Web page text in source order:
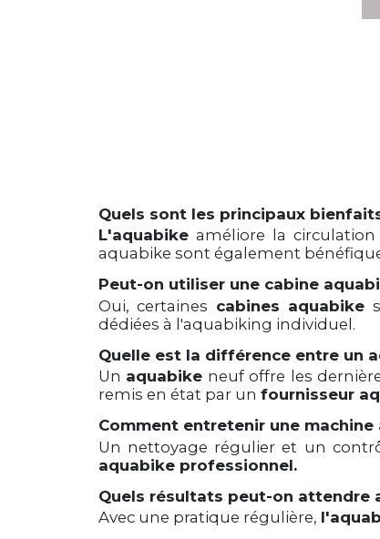
Quels sont les principaux
L'aquabikeaméliore la circulation
aquabike sont également
Peut-on utiliser une cabine
Oui, certaines cabines aquabike
dédiées à l'aquabiking individuel.
Quelle est la différence entre un
Un aquabike neuf offre les
remis en état par un fournisseur
Comment entretenir une machine
Un nettoyage régulier et un
aquabike professionnel.
Quels résultats peut-on attendre
Avec une pratique régulière,